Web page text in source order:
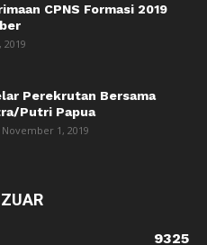
CPNS Formasi 2019
2019
Perekrutan Bersama
Putri Papua
November 1, 2019
9325